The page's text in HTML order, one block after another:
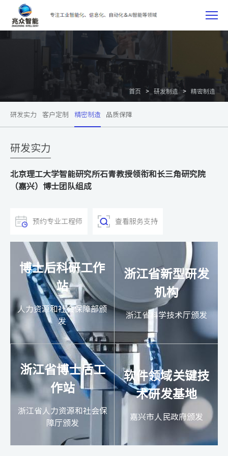
研
造
首页 > 研发制造 > 精密制造
研发实力 客户定制 精密制造 品质保障
研发实力
北京理工大学智能研究所石青教授领衔和长三角研究院
（嘉兴）博士团队组成
预约专业工程师 查看服务支持
博士后科研工作
站
人力资源和社会保障部颁
发
浙江省新型研发
机构
浙江省科学技术厅颁发
浙江省博士后工
作站
浙江省人力资源和社会保
障厅颁发
软件领域关键技
术研发基地
嘉兴市人民政府颁发